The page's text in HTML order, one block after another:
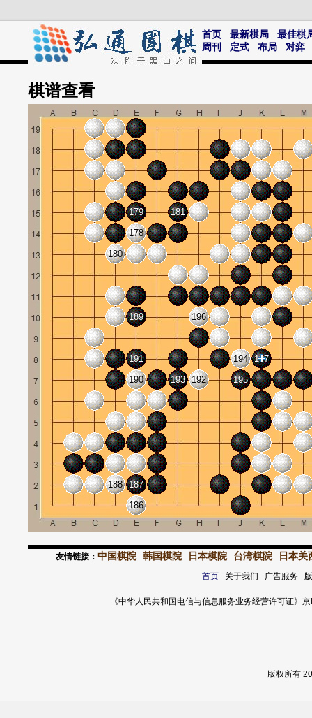
首页 最新棋局
最佳棋
周刊
定式 布局 对弈
棋谱查看
178
179
180
181
186
187
188
189
190
191
192
193
194
195
196
197
友情链接： 中国棋院 韩国棋院 日本棋院 台湾棋院 日本关
首页关于我们 广告服务
《中华人民共和国电信与信息服务业务经营许可证
版权所有